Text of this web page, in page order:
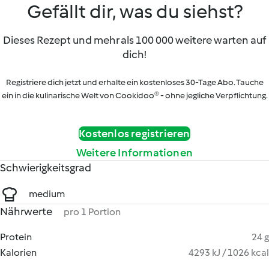
Gefällt dir, was du siehst?
Dieses Rezept und mehr als 100 000 weitere warten auf
dich!
Registriere dich jetzt und erhalte ein kostenloses 30-Tage Abo. Tauche
ein in die kulinarische Welt von Cookidoo® - ohne jegliche Verpflichtung.
Kostenlos registrieren
Weitere Informationen
Schwierigkeitsgrad
medium
Nährwerte pro 1 Portion
Protein
24 g
Kalorien
4293 kJ / 1026 kcal